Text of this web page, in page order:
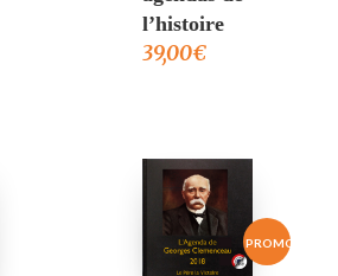
l’histoire
39,00€